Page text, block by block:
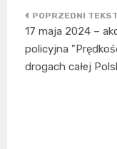
Nawigacja
wpisu
17 maja 2024 –
policyjna
drogach całej